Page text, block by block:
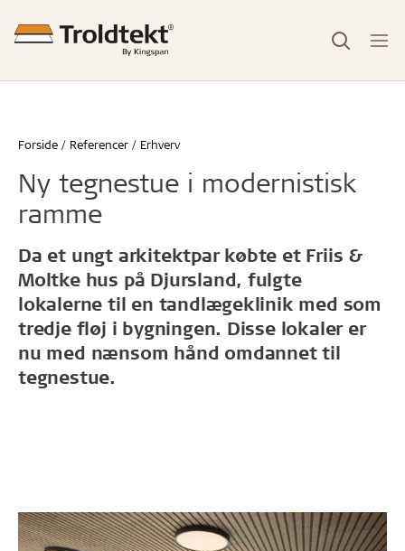
Forside Referencer Erhverv
Ny tegnestue i modernistisk
ramme
Da et ungt arkitektpar købte et Friis &
Moltke hus på Djursland, fulgte
lokalerne til en tandlægeklinik med som
tredje fløj i bygningen. Disse lokaler er
nu med nænsom hånd omdannet til
tegnestue.